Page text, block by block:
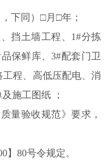
下同）□月□年；
挡土墙工程、1#分拣
保鲜库、3#配套门卫
程、高低压配电、消
施工图纸 ；
量验收规范》要求，
】80号令规定。